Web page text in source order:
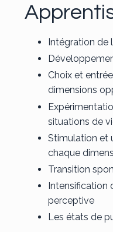
Intégration de
Choix et
dimensions
situations de
Stimulation et
chaque
Transition
Intensification
perceptive
Les états de